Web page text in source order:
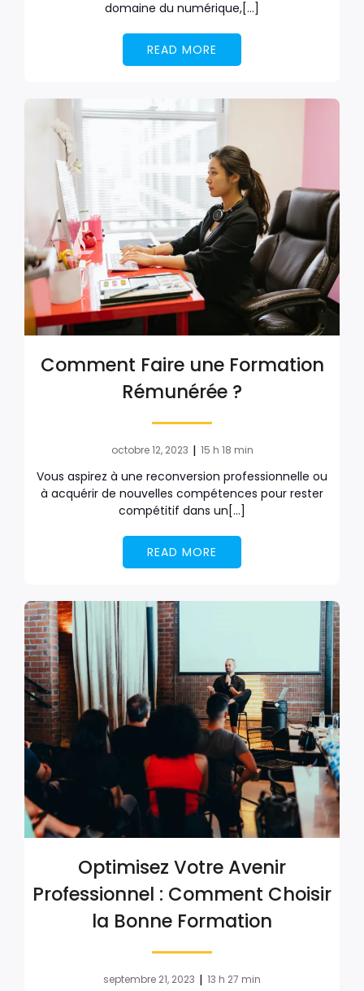
domaine du numérique,[…]
READ MORE
Comment Faire une Formation
Rémunérée ?
octobre 12, 2023 | 15 h 18 min
Vous aspirez à une reconversion professionnelle ou
à acquérir de nouvelles compétences pour rester
compétitif dans un[…]
READ MORE
Optimisez Votre Avenir
Professionnel : Comment Choisir
la Bonne Formation
septembre 21, 2023 | 13 h 27 min